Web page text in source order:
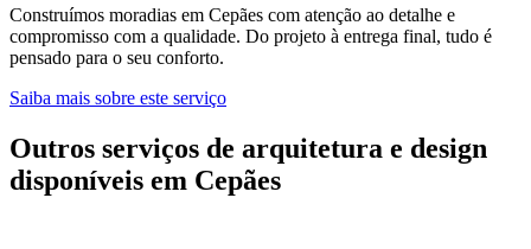
Construímos moradias em Cepães com atenção ao detalhe e
compromisso com a qualidade. Do projeto à entrega final, tudo é
pensado para o seu conforto.
Saiba mais sobre este serviço
Outros serviços de arquitetura e design
disponíveis em Cepães